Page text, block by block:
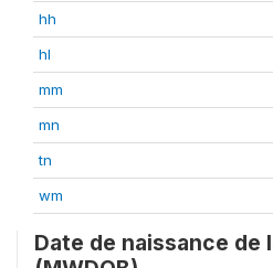
hh
hl
mm
mn
tn
wm
Date de naissance de